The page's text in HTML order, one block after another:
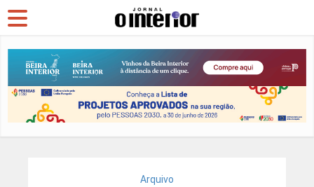
Arquivo